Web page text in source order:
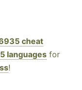
cheat
languages for
!